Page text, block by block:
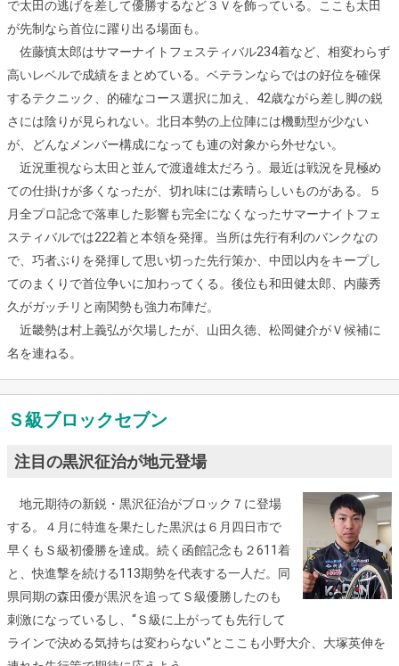
で太田の逃げを差して優勝するなど３Ｖを飾っている。ここも太田
が先制なら首位に躍り出る場面も。
佐藤慎太郎はサマーナイトフェスティバル234着など、相変わらず
高いレベルで成績をまとめている。ベテランならではの好位を確保
するテクニック、的確なコース選択に加え、42歳ながら差し脚の鋭
さには陰りが見られない。北日本勢の上位陣には機動型が少ない
が、どんなメンバー構成になっても連の対象から外せない。
近況重視なら太田と並んで渡邉雄太だろう。最近は戦況を見極め
ての仕掛けが多くなったが、切れ味には素晴らしいものがある。５
月全プロ記念で落車した影響も完全になくなったサマーナイトフェ
スティバルでは222着と本領を発揮。当所は先行有利のバンクなの
で、巧者ぶりを発揮して思い切った先行策か、中団以内をキープし
てのまくりで首位争いに加わってくる。後位も和田健太郎、内藤秀
久がガッチリと南関勢も強力布陣だ。
近畿勢は村上義弘が欠場したが、山田久徳、松岡健介がＶ候補に
名を連ねる。
Ｓ級ブロックセブン
注目の黒沢征治が地元登場
地元期待の新鋭・黒沢征治がブロック７に登場
する。４月に特進を果たした黒沢は６月四日市で
早くもＳ級初優勝を達成。続く函館記念も２611着
と、快進撃を続ける113期勢を代表する一人だ。同
県同期の森田優が黒沢を追ってＳ級優勝したのも
刺激になっているし、“Ｓ級に上がっても先行して
ラインで決める気持ちは変わらない”とここも小野大介、大塚英伸を